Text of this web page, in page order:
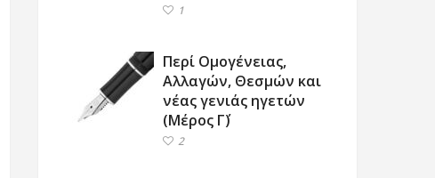
1
Περί Ομογένειας,
Αλλαγών, Θεσμών και
νέας γενιάς ηγετών
(Μέρος Γ΄)
2